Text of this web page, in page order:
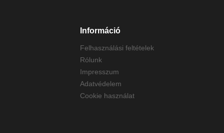
Információ
Felhasználási feltételek
Rólunk
Impresszum
Adatvédelem
Cookie használat